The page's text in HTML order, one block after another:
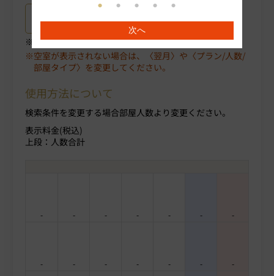
次へ
プラン詳細はこちら
ご選択中のプラン詳細がご確認いただけます。
空室が表示されない場合は、〈翌月〉や〈プラン/人数/
部屋タイプ〉を変更してください。
使用方法について
検索条件を変更する場合部屋人数より変更ください。
表示料金(税込)
上段：人数合計
- - - - - - -
- - - - - - -